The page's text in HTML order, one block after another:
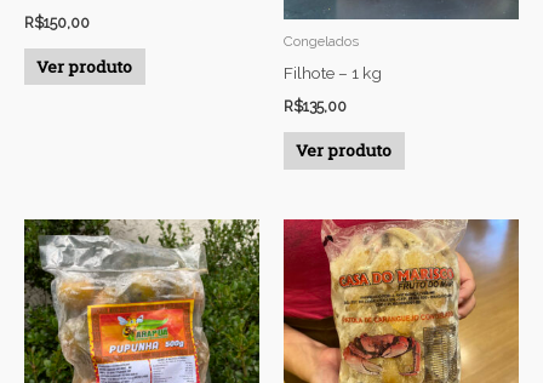
R$150,00
Ver produto
Congelados
Filhote – 1 kg
R$135,00
Ver produto